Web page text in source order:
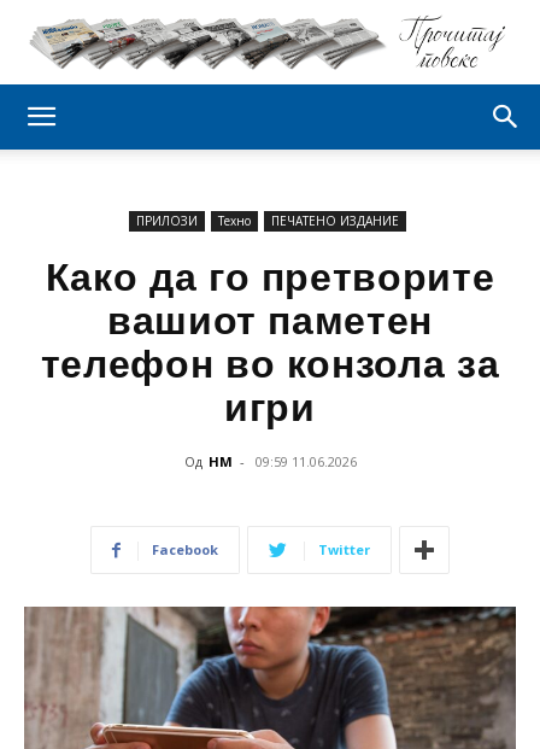
ПРИЛОЗИ Техно ПЕЧАТЕНО ИЗДАНИЕ
Како да го претворите
вашиот паметен
телефон во конзола за
игри
Од НМ - 09:59 11.06.2026
Facebook Twitter